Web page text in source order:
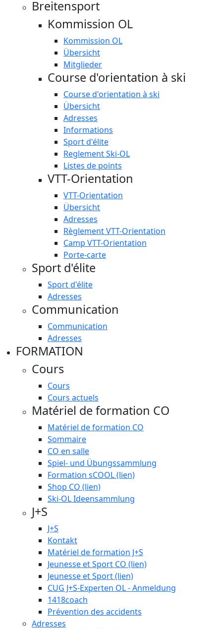
Breitensport
Kommission OL
Kommission OL
Übersicht
Mitglieder
Course d'orientation à ski
Course d'orientation à ski
Übersicht
Adresses
Informations
Sport d'élite
Reglement Ski-OL
Listes de points
VTT-Orientation
VTT-Orientation
Übersicht
Adresses
Règlement VTT-Orientation
Camp VTT-Orientation
Porte-carte
Sport d'élite
Sport d'élite
Adresses
Communication
Communication
Adresses
FORMATION
Cours
Cours
Cours actuels
Matériel de formation CO
Matériel de formation CO
Sommaire
CO en salle
Spiel- und Übungssammlung
Formation sCOOL (lien)
Shop CO (lien)
Ski-OL Ideensammlung
J+S
J+S
Kontakt
Matériel de formation J+S
Jeunesse et Sport CO (lien)
Jeunesse et Sport (lien)
CUG J+S-Experten OL - Anmeldung
1418coach
Prévention des accidents
Adresses